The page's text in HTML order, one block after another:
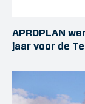
APROPLAN
jaar voor de